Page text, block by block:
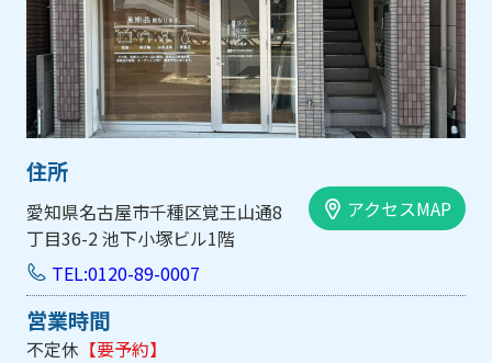
住所
愛知県名古屋市千種区覚王山通8
丁目36-2 池下小塚ビル1階
アクセスMAP
TEL:0120-89-0007
営業時間
不定休 【要予約】